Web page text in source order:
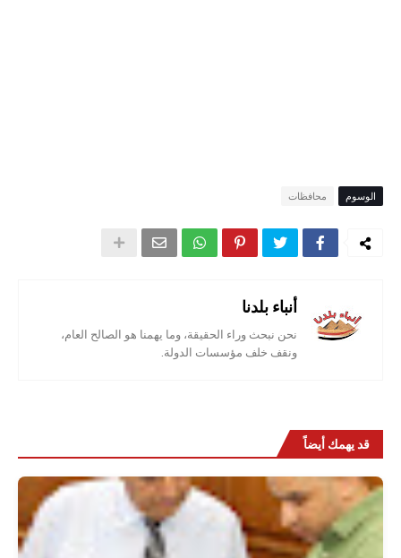
الوسوم محافظات
أنباء بلدنا
نحن نبحث وراء الحقيقة، وما يهمنا هو الصالح العام،
ونقف خلف مؤسسات الدولة.
قد يهمك أيضاً